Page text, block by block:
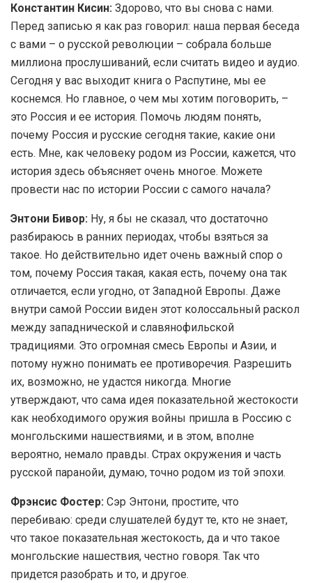
Константин Кисин: Здорово, что вы снова с нами.
Перед записью я как раз говорил: наша первая беседа
с вами – о русской революции – собрала больше
миллиона прослушиваний, если считать видео и аудио.
Сегодня у вас выходит книга о Распутине, мы ее
коснемся. Но главное, о чем мы хотим поговорить, –
это Россия и ее история. Помочь людям понять,
почему Россия и русские сегодня такие, какие они
есть. Мне, как человеку родом из России, кажется, что
история здесь объясняет очень многое. Можете
провести нас по истории России с самого начала?
Энтони Бивор: Ну, я бы не сказал, что достаточно
разбираюсь в ранних периодах, чтобы взяться за
такое. Но действительно идет очень важный спор о
том, почему Россия такая, какая есть, почему она так
отличается, если угодно, от Западной Европы. Даже
внутри самой России виден этот колоссальный раскол
между западнической и славянофильской
традициями. Это огромная смесь Европы и Азии, и
потому нужно понимать ее противоречия. Разрешить
их, возможно, не удастся никогда. Многие
утверждают, что сама идея показательной жестокости
как необходимого оружия войны пришла в Россию с
монгольскими нашествиями, и в этом, вполне
вероятно, немало правды. Страх окружения и часть
русской паранойи, думаю, точно родом из той эпохи.
Фрэнсис Фостер: Сэр Энтони, простите, что
перебиваю: среди слушателей будут те, кто не знает,
что такое показательная жестокость, да и что такое
монгольские нашествия, честно говоря. Так что
придется разобрать и то, и другое.